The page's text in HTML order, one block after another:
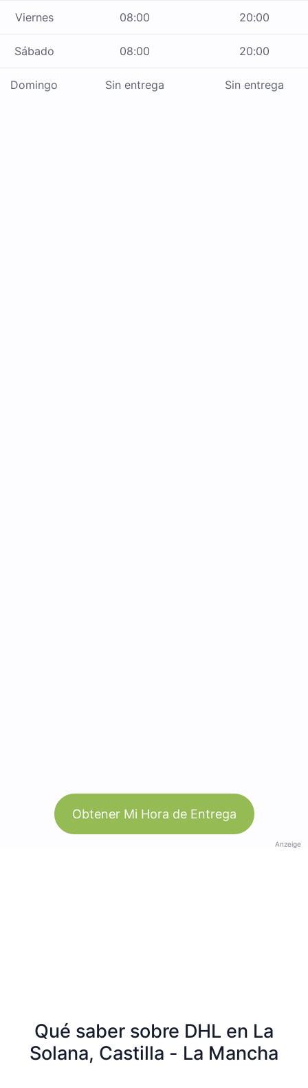
Viernes 08:00 20:00
Sábado 08:00 20:00
Domingo Sin entrega Sin entrega
Obtener Mi Hora de Entrega
Anzeige
Qué saber sobre DHL en La
Solana, Castilla - La Mancha